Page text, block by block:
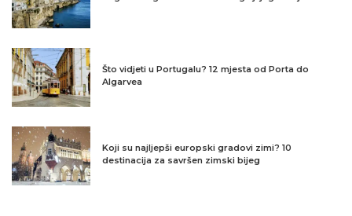
Što vidjeti u Portugalu? 12 mjesta od Porta do
Algarvea
Koji su najljepši europski gradovi zimi? 10
destinacija za savršen zimski bijeg